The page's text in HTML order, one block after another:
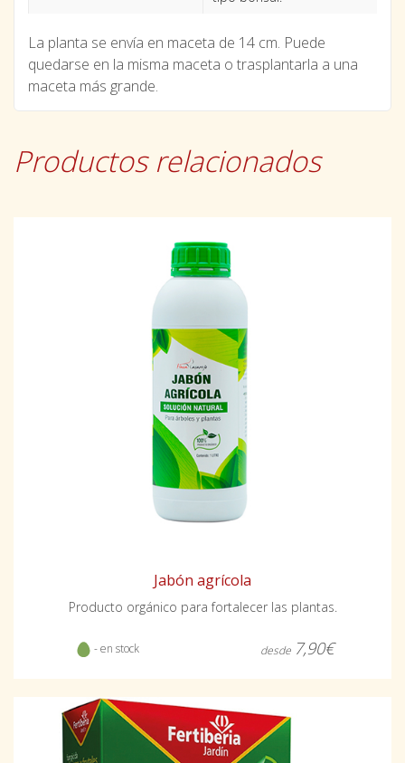
La planta se envía en maceta de 14 cm. Puede
quedarse en la misma maceta o trasplantarla a una
maceta más grande.
Productos relacionados
Jabón agrícola
Producto orgánico para fortalecer las plantas.
- en stock desde 7,90€